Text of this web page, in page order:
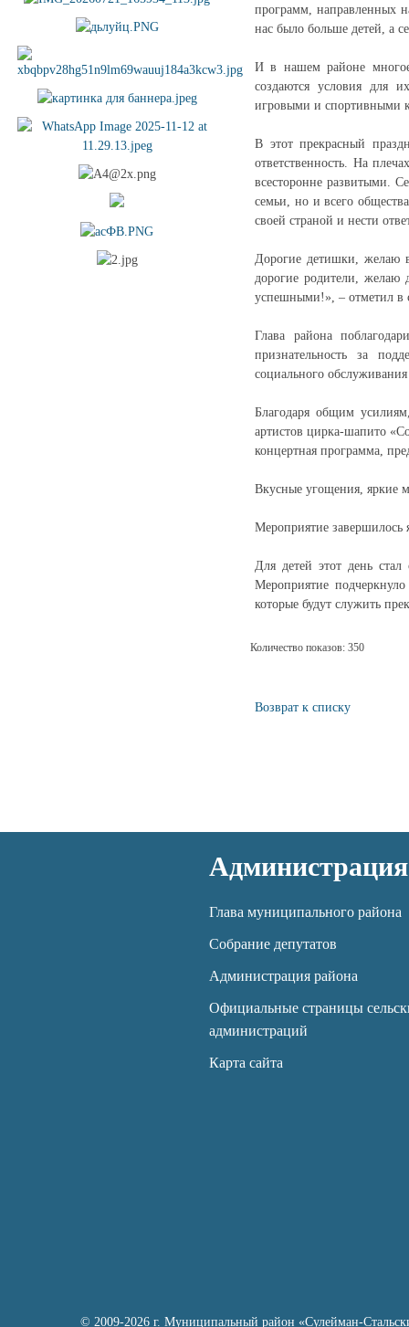
программ, направленных
нас было больше детей, а
И в нашем районе многое
создаются условия для
игровыми и спортивными
В этот прекрасный
ответственность. На
всесторонне развитыми.
семьи, но и всего
своей страной и нести
Дорогие детишки, желаю
дорогие родители, желаю
успешными!», – отметил в
Глава района
признательность за
социального
Благодаря общим
артистов цирка-шапито
концертная программа,
Вкусные угощения, яркие
Мероприятие
Для детей этот день
Мероприятие
которые будут служить
Количество показов: 350
Возврат к списку
Администрация
Глава муниципального района
Собрание депутатов
Администрация района
Официальные страницы
администраций
Карта сайта
© 2009-2026 г. Муниципальный район «Сулейман-